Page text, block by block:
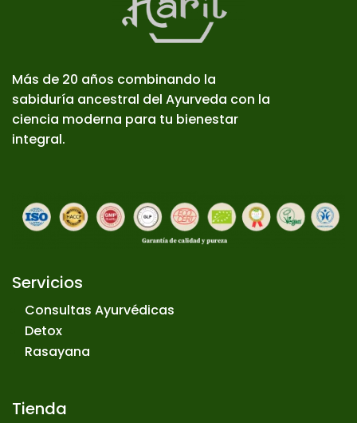
Más de 20 años combinando la
sabiduría ancestral del Ayurveda con la
ciencia moderna para tu bienestar
integral.
Servicios
Consultas Ayurvédicas
Detox
Rasayana
Tienda